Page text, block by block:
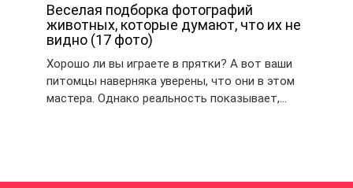
Веселая подборка фотографий
животных, которые думают, что их не
видно (17 фото)
Хорошо ли вы играете в прятки? А вот ваши
питомцы наверняка уверены, что они в этом
мастера. Однако реальность показывает,…